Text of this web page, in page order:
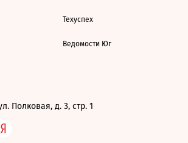
Техуспех
Ведомости Юг
Полковая, д. 3, стр. 1